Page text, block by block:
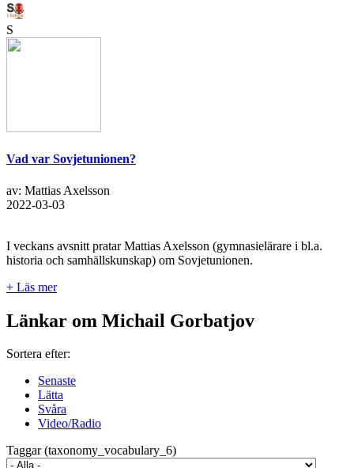
S
Vad var Sovjetunionen?
av: Mattias Axelsson
2022-03-03
I veckans avsnitt pratar Mattias Axelsson (gymnasielärare i bl.a.
historia och samhällskunskap) om Sovjetunionen.
+ Läs mer
Länkar om Michail Gorbatjov
Sortera efter:
Senaste
Lätta
Svåra
Video/Radio
Taggar (taxonomy_vocabulary_6)